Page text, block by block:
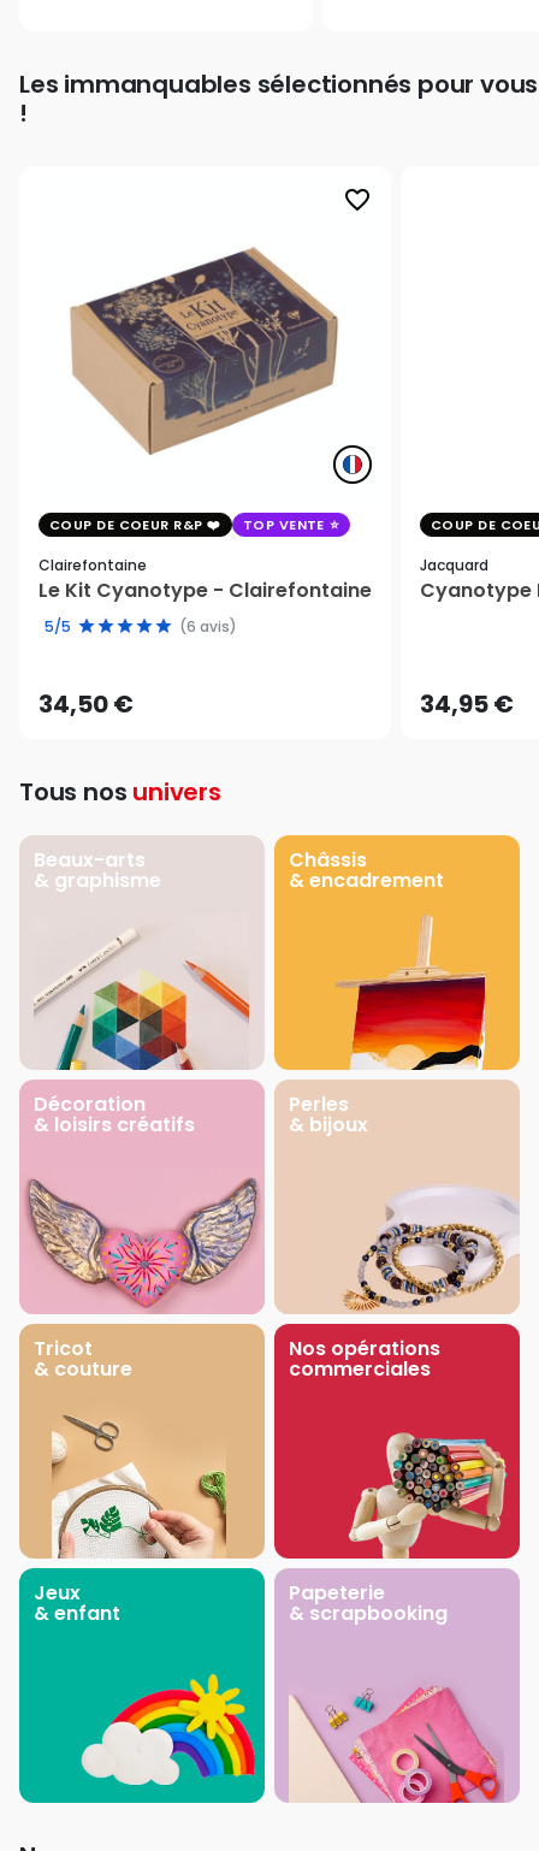
Les immanquables sélectionnés pour vous
!
favorite_border
COUP DE COEUR R&P TOP VENTE
Clairefontaine
Le Kit Cyanotype - Clairefontaine
5/5 (6 avis)
34,50 €
COUP DE
Jacquard
Cyanotype
34,95 €
Tous nos univers
Beaux-arts
& graphisme
Châssis
& encadrement
Décoration
& loisirs créatifs
Perles
& bijoux
Tricot
& couture
Nos opérations
commerciales
Jeux
& enfant
Papeterie
& scrapbooking